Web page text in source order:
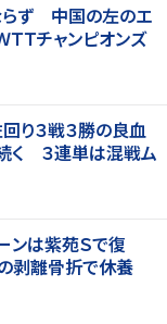
らず 中国の左のエ
Ｔチャンピオンズ
回り３戦３勝の良血
く ３連単は混戦ム
ンは紫苑Ｓで復
剥離骨折で休養